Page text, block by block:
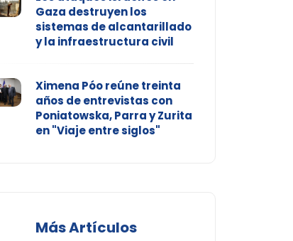
Gaza destruyen los
sistemas de alcantarillado
y la infraestructura civil
Ximena Póo reúne treinta
años de entrevistas con
Poniatowska, Parra y Zurita
en "Viaje entre siglos"
Más Artículos